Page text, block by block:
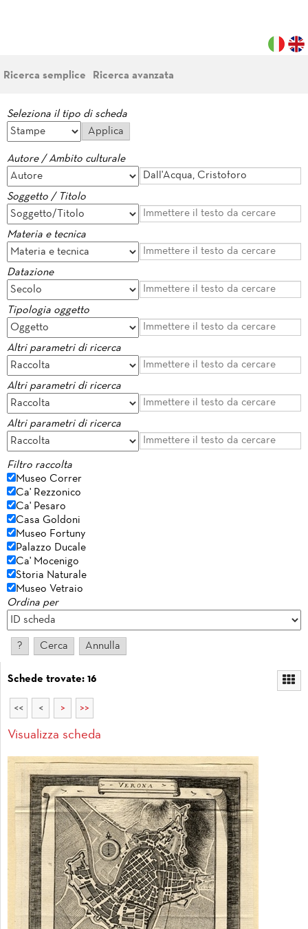
Ricerca semplice Ricerca avanzata
Seleziona il tipo di scheda
Autore / Ambito culturale
Soggetto / Titolo
Materia e tecnica
Datazione
Tipologia oggetto
Altri parametri di ricerca
Altri parametri di ricerca
Altri parametri di ricerca
Filtro raccolta
Museo Correr
Ca' Rezzonico
Ca' Pesaro
Casa Goldoni
Museo Fortuny
Palazzo Ducale
Ca' Mocenigo
Storia Naturale
Museo Vetraio
Ordina per
Schede trovate: 16
<< < > >>
Visualizza scheda